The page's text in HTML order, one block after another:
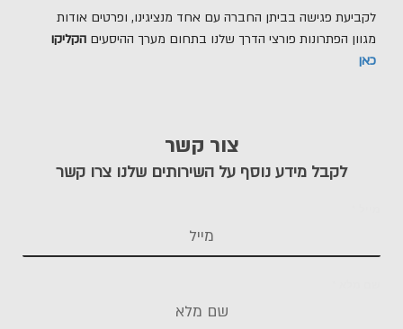
לקביעת פגישה בביתן החברה עם אחד מנציגינו, ופרטים אודות
מגוון הפתרונות פורצי הדרך שלנו בתחום מערך ההיסעים הקליקו
כאן
צור קשר
לקבל מידע נוסף על השירותים שלנו צרו קשר